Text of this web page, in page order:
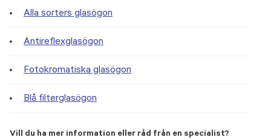
Alla sorters glasögon
Antireflexglasögon
Fotokromatiska glasögon
Blå filterglasögon
Vill du ha mer information eller råd från en specialist?